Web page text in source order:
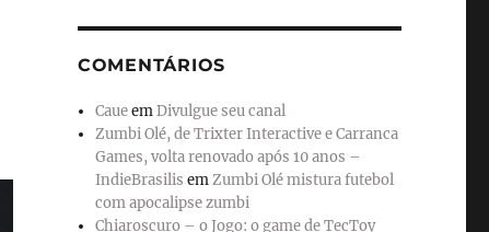
COMENTÁRIOS
CaueemDivulgue seu canal
Zumbi Olé, de Trixter Interactive e Carranca
Games, volta renovado após 10 anos –
IndieBrasilis emZumbi Olé mistura futebol
com apocalipse zumbi
Chiaroscuro – o Jogo: o game de TecToy